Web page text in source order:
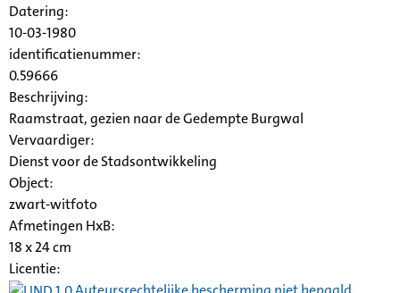
Datering:
10-03-1980
identificatienummer:
0.59666
Beschrijving:
Raamstraat, gezien naar deGedempteBurgwal
Vervaardiger:
Dienst voor de Stadsontwikkeling
Object:
zwart-witfoto
Afmetingen HxB:
18 x 24 cm
Licentie: